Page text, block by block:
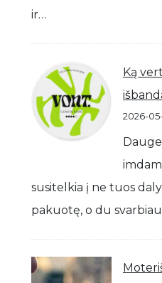
ir…
Ką
2026-
susitelkia į ne tuos
pakuotę, o du